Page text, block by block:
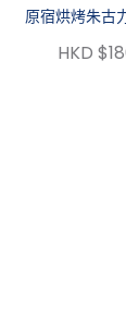
原宿烘烤朱古
HKD